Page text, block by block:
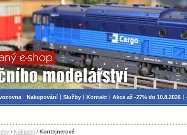
/ Nákladní / Kontejnerové
modely, TT, H0, mašinky
Nakupování Služby Kontakt Akce až -27% do 10.8.2026